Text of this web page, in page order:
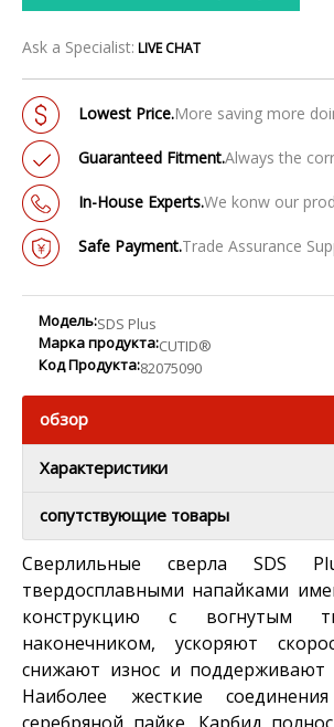
Ask a Specialist: LIVE CHAT
Lowest Price.More saving more
Guaranteed Fitment.Always the
In-House Experts.We konw our
Safe Payment.Trade Assurance
Модель:SDS Plus
Марка продукта:CUTID®
Код Продукта:82075090
обзор
Характеристики
сопутствующие товары
Сверлильные сверла SDS
твердосплавными напайками
конструкцию с вогнутым
наконечником, ускоряют
снижают износ и поддерживают
Наиболее жесткие